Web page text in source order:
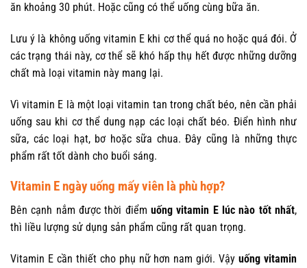
ăn khoảng 30 phút. Hoặc cũng có thể uống cùng bữa ăn.
Lưu ý là không uống vitamin E khi cơ thể quá no hoặc quá đói. Ở
các trạng thái này, cơ thể sẽ khó hấp thụ hết được những dưỡng
chất mà loại vitamin này mang lại.
Vì vitamin E là một loại vitamin tan trong chất béo, nên cần phải
uống sau khi cơ thể dung nạp các loại chất béo. Điển hình như
sữa, các loại hạt, bơ hoặc sữa chua. Đây cũng là những thực
phẩm rất tốt dành cho buổi sáng.
Vitamin E ngày uống mấy viên là phù hợp?
Bên cạnh nắm được thời điểm uống vitamin E lúc nào tốt nhất,
thì liều lượng sử dụng sản phẩm cũng rất quan trọng.
Vitamin E cần thiết cho phụ nữ hơn nam giới. Vậyuống vitamin